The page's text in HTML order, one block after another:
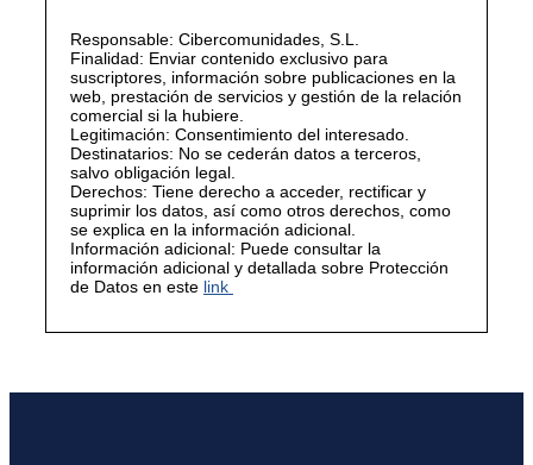
Responsable: Cibercomunidades, S.L.
Finalidad: Enviar contenido exclusivo para
suscriptores, información sobre publicaciones en la
web, prestación de servicios y gestión de la relación
comercial si la hubiere.
Legitimación: Consentimiento del interesado.
Destinatarios: No se cederán datos a terceros,
salvo obligación legal.
Derechos: Tiene derecho a acceder, rectificar y
suprimir los datos, así como otros derechos, como
se explica en la información adicional.
Información adicional: Puede consultar la
información adicional y detallada sobre Protección
de Datos en este link